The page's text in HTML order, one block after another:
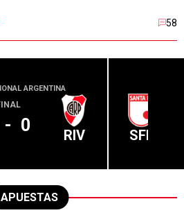
58
ARGENTINA
- 0 RIV SFE
APUESTAS